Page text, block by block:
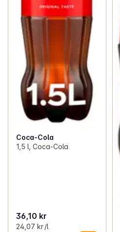
Coca-Cola
1,5 l, Coca-Cola
36,10 kr
24,07 kr /l